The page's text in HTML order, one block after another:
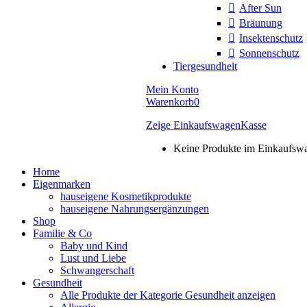
After Sun
Bräunung
Insektenschutz
Sonnenschutz
Tiergesundheit
Mein Konto
Warenkorb0
Zeige EinkaufswagenKasse
Keine Produkte im
Home
Eigenmarken
hauseigene Kosmetikprodukte
hauseigene Nahrungsergänzungen
Shop
Familie & Co
Baby und Kind
Lust und Liebe
Schwangerschaft
Gesundheit
Alle Produkte der Kategorie Gesundheit anzeigen